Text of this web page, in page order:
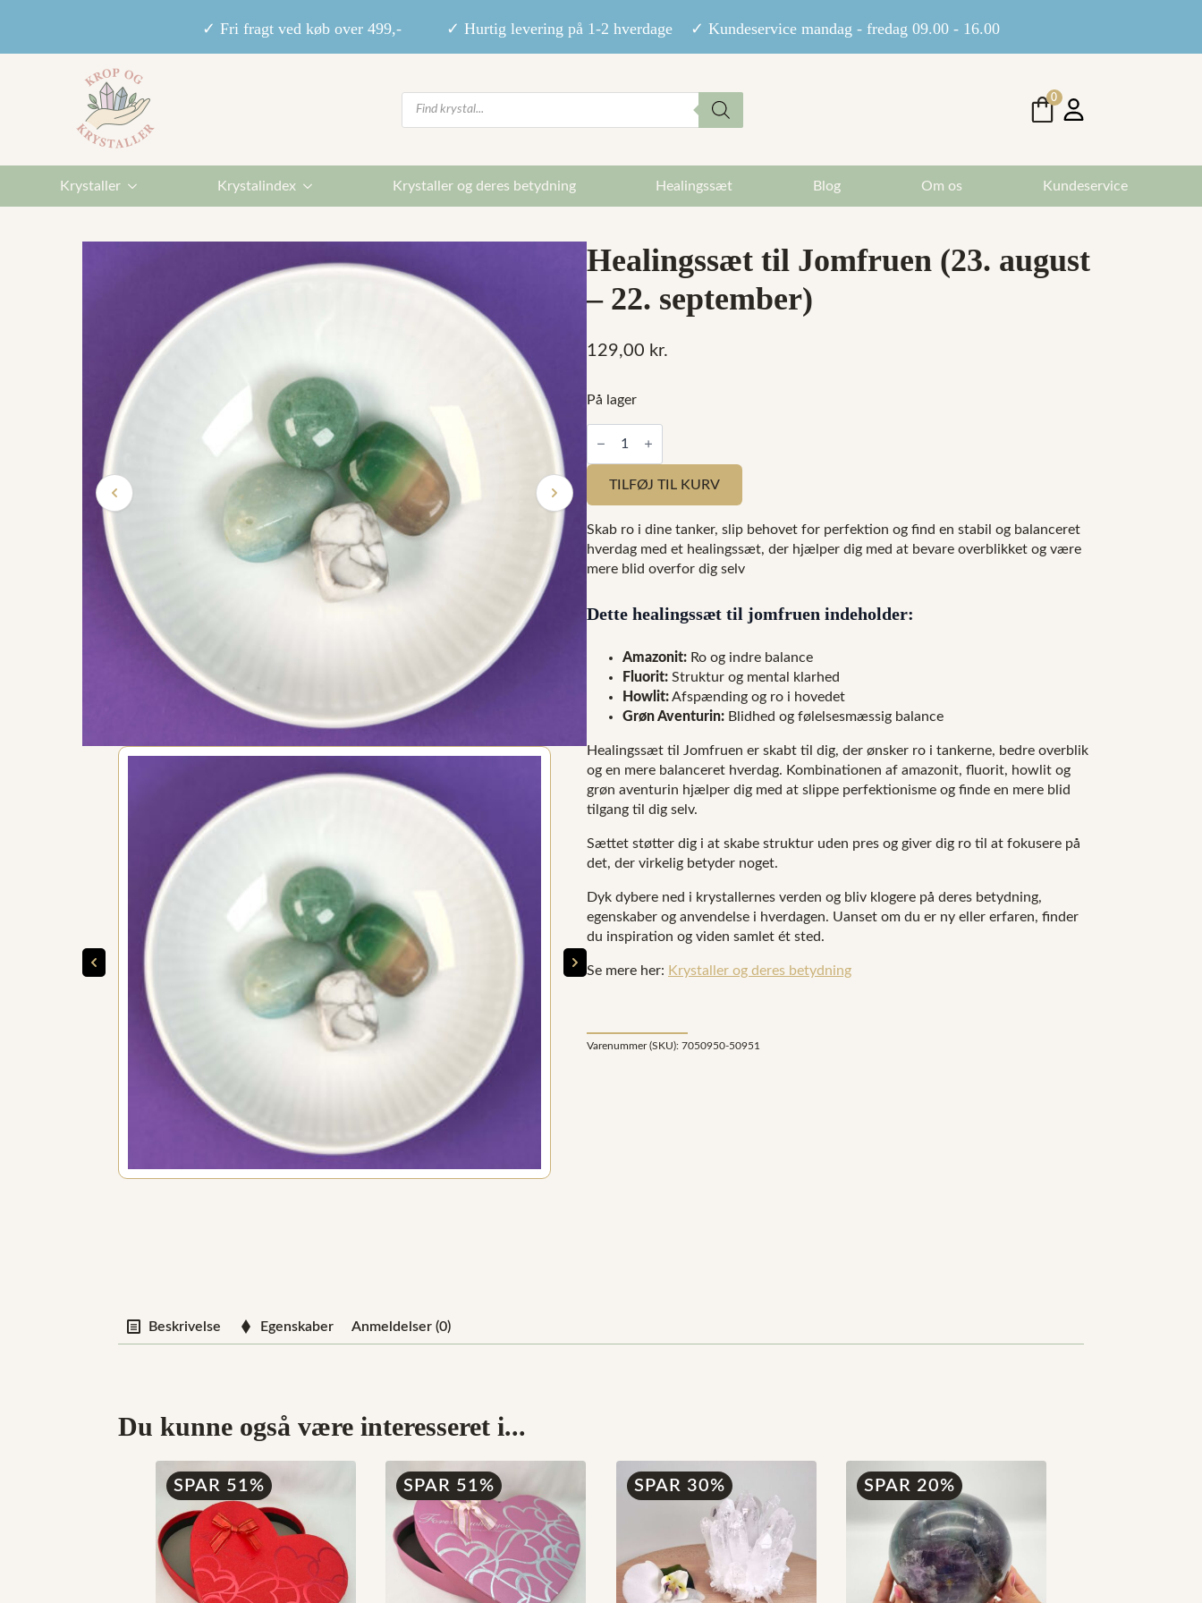
✓ Fri fragt ved køb over 499,- ✓ Hurtig levering på 1-2 hverdage ✓ Kundeservice mandag - fredag 09.00 - 16.00
Products
search
0
Krystaller Krystalindex Krystaller og deres betydning Healingssæt Blog Om os Kundeservice
Healingssæt til Jomfruen (23. august
– 22. september)
129,00 kr.
På lager
Healingssæt
til
(23.
august
–
september)
antal
TILFØJ TIL KURV
Skab ro i dine tanker, slip behovet for perfektion og find en stabil og balanceret
hverdag med et healingssæt, der hjælper dig med at bevare overblikket og være
mere blid overfor dig selv
Dette healingssæt til jomfruen indeholder:
Amazonit: Ro og indre balance
Fluorit: Struktur og mental klarhed
Howlit:Afspænding og ro i hovedet
Grøn Aventurin: Blidhed og følelsesmæssig balance
Healingssæt til Jomfruen er skabt til dig, der ønsker ro i tankerne, bedre overblik
og en mere balanceret hverdag. Kombinationen af amazonit, fluorit, howlit og
grøn aventurin hjælper dig med at slippe perfektionisme og finde en mere blid
tilgang til dig selv.
Sættet støtter dig i at skabe struktur uden pres og giver dig ro til at fokusere på
det, der virkelig betyder noget.
Dyk dybere ned i krystallernes verden og bliv klogere på deres betydning,
egenskaber og anvendelse i hverdagen. Uanset om du er ny eller erfaren, finder
du inspiration og viden samlet ét sted.
Se mere her: Krystaller og deres betydning
Varenummer (SKU): 7050950-50951
Beskrivelse Egenskaber Anmeldelser (0)
Du kunne også være interesseret i...
SPAR 51% SPAR 51% SPAR 30% SPAR 20%